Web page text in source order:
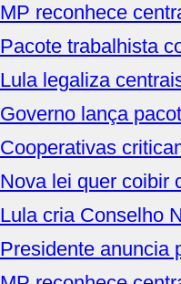
MP reconhece
Pacote trabalhista
Lula legaliza
Governo lança
Cooperativas
Nova lei quer coibir
Lula cria Conselho
Presidente anuncia